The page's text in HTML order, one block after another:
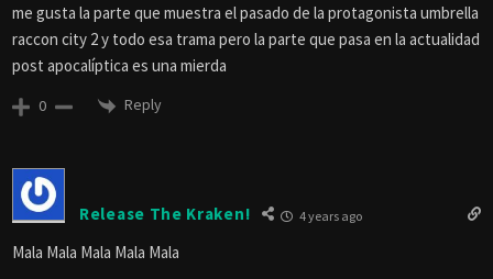
me gusta la parte que muestra el pasado de la protagonista umbrella
raccon city 2 y todo esa trama pero la parte que pasa en la actualidad
post apocalíptica es una mierda
0 Reply
Release The Kraken! 4 years ago
Mala Mala Mala Mala Mala